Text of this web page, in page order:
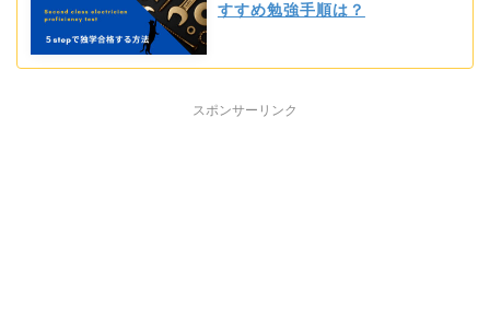
すすめ勉強手順は？
スポンサーリンク